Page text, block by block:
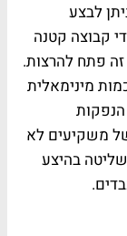
לבצע
קבוצה קטנה
זה פתח להרצות.
מינימאלית
משקיעים לא
בהיצע